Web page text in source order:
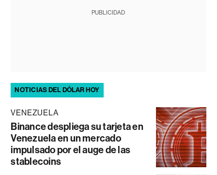
PUBLICIDAD
NOTICIAS DEL DÓLAR HOY
VENEZUELA
Binance despliega su tarjeta en
Venezuela en un mercado
impulsado por el auge de las
stablecoins